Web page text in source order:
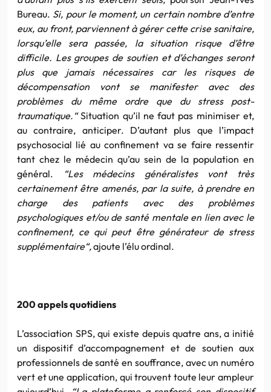
Bureau. Si, pour le moment, un certain nombre d’entre
eux, au front, parviennent à gérer cette crise sanitaire,
lorsqu’elle sera passée, la situation risque d’être
difficile. Les groupes de soutien et d’échanges seront
plus que jamais nécessaires car les risques de
décompensation vont se manifester avec des
problèmes du même ordre que du stress post-
traumatique. “Situation qu’il ne faut pas minimiser et,
au contraire, anticiper. D’autant plus que l’impact
psychosocial lié au confinement va se faire ressentir
tant chez le médecin qu’au sein de la population en
général.
“Les médecins généralistes vont très
certainement être amenés, par la suite, à prendre en
charge des patients avec des problèmes
psychologiques et/ou de santé mentale en lien avec le
confinement, ce qui peut être générateur de stress
supplémentaire“,ajoute l’élu ordinal.
200 appels quotidiens
L’association SPS, qui existe depuis quatre ans, a initié
un dispositif d’accompagnement et de soutien aux
professionnels de santé en souffrance, avec un numéro
vert et une application, qui trouvent toute leur ampleur